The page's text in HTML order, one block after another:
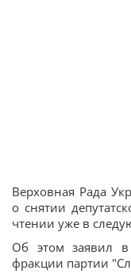
Верховная Рада
о снятии
чтении уже в
Об этом заявил в
фракции партии